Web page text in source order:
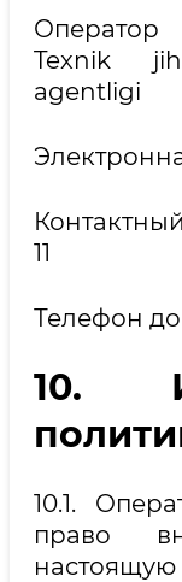
Оператор
Texnik
agentligi
11
Телефон
10.
10.1.
право